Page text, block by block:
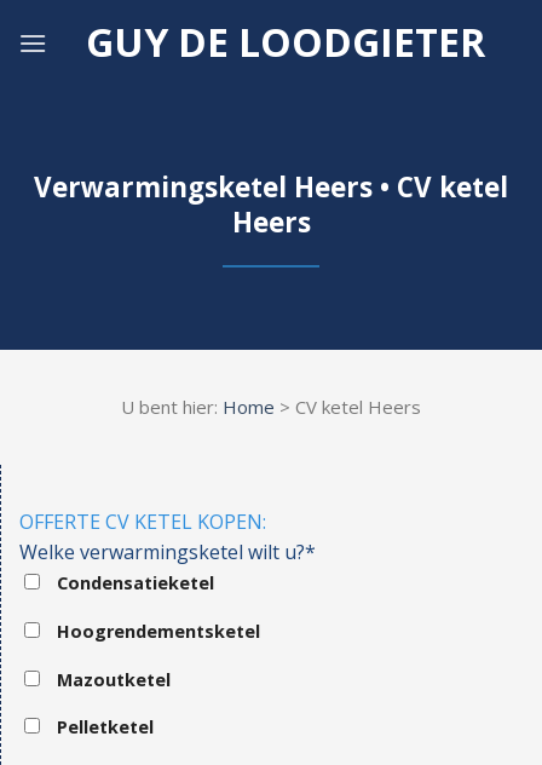
GUY DE LOODGIETER
Verwarmingsketel Heers • CV ketel
Heers
U bent hier: Home > CV ketel Heers
OFFERTE CV KETEL KOPEN:
Welke verwarmingsketel wilt u?*
Condensatieketel
Hoogrendementsketel
Mazoutketel
Pelletketel